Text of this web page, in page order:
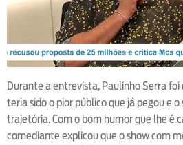
Durante a entrevista, Paulinho Serra
teria sido o pior público que já pegou e o
trajetória. Com o bom humor que lhe é
comediante explicou que o show com